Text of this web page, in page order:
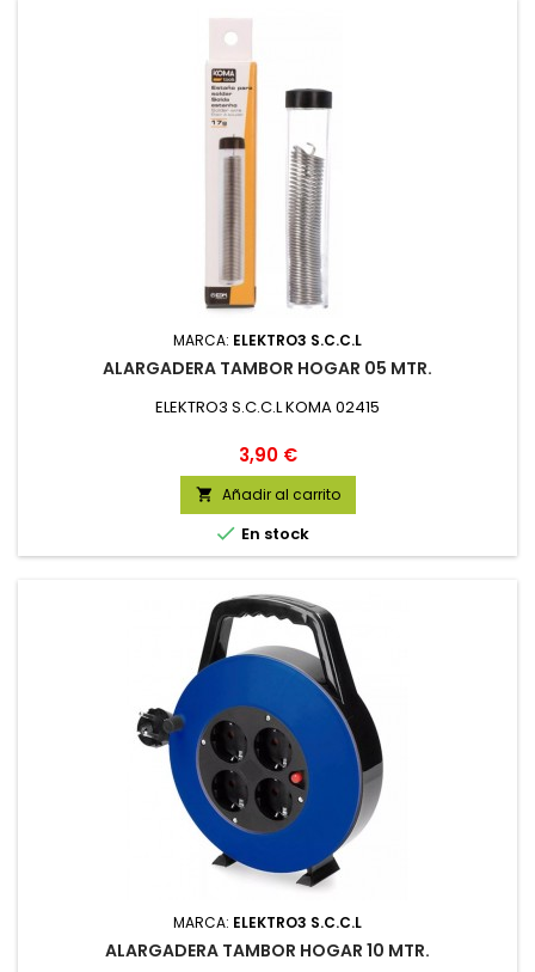
MARCA: ELEKTRO3 S.C.C.L
ALARGADERA TAMBOR HOGAR 05 MTR.
ELEKTRO3 S.C.C.L KOMA 02415
Precio
3,90 €
 Añadir al carrito
 En stock
MARCA: ELEKTRO3 S.C.C.L
ALARGADERA TAMBOR HOGAR 10 MTR.